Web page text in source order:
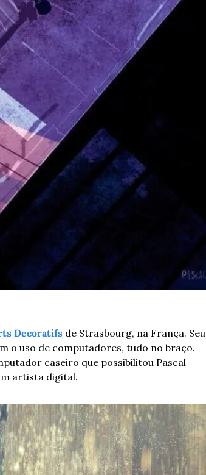
Decoratifs de Strasbourg, na França. Seu
o uso de computadores, tudo no braço.
caseiro que possibilitou Pascal
artista digital.